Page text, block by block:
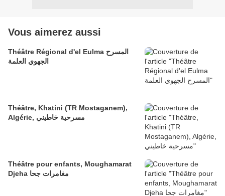
Vous aimerez aussi
Théâtre Régional d'el Eulma المسرح
الجهوي العلمة
Théâtre, Khatini (TR Mostaganem),
Algérie, مسرحية خاطيني
Théâtre pour enfants, Moughamarat
Djeha مغامرات جحا